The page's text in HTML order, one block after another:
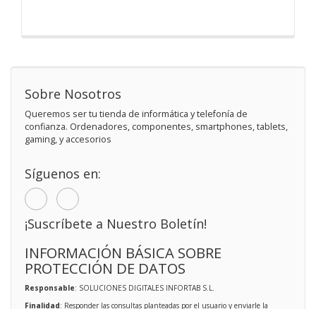
Sobre Nosotros
Queremos ser tu tienda de informática y telefonía de
confianza. Ordenadores, componentes, smartphones, tablets,
gaming, y accesorios
Síguenos en:
¡Suscríbete a Nuestro Boletín!
INFORMACIÓN BÁSICA SOBRE
PROTECCIÓN DE DATOS
Responsable: SOLUCIONES DIGITALES INFORTAB S.L.
Finalidad: Responder las consultas planteadas por el usuario y enviarle la